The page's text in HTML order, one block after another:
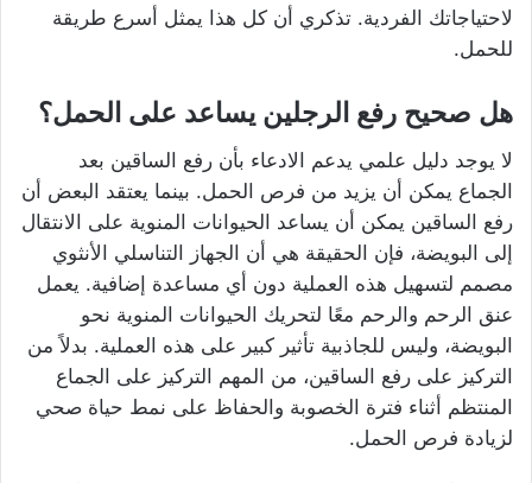
لاحتياجاتك الفردية. تذكري أن كل هذا يمثل أسرع طريقة
للحمل.
هل صحيح رفع الرجلين يساعد على الحمل؟
لا يوجد دليل علمي يدعم الادعاء بأن رفع الساقين بعد
الجماع يمكن أن يزيد من فرص الحمل. بينما يعتقد البعض أن
رفع الساقين يمكن أن يساعد الحيوانات المنوية على الانتقال
إلى البويضة، فإن الحقيقة هي أن الجهاز التناسلي الأنثوي
مصمم لتسهيل هذه العملية دون أي مساعدة إضافية. يعمل
عنق الرحم والرحم معًا لتحريك الحيوانات المنوية نحو
البويضة، وليس للجاذبية تأثير كبير على هذه العملية. بدلاً من
التركيز على رفع الساقين، من المهم التركيز على الجماع
المنتظم أثناء فترة الخصوبة والحفاظ على نمط حياة صحي
لزيادة فرص الحمل.